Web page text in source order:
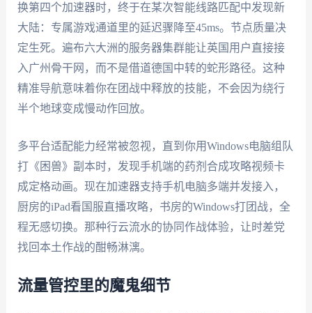
换第四个加速器时，终于在某次智能线路匹配中发现新
大陆：专属游戏通道里的延迟骤降至45ms。节点质量决
定生死。遍布六大洲的服务器集群能让英国用户直接接
入广州骨干网，而不是借道德国中转的蛇形路径。这种
精准导航意味着你在团战中释放的技能，不会因为绕行
半个地球变成慢动作回放。
多平台适配能力经常被忽视，直到你用Windows电脑组队
打《困兽》副本时，发现手机端的药剂合成攻略视频卡
成定格动画。现在加速器支持手机电脑多端并发接入，
厨房的iPad看国服直播攻略，书房的Windows打团战，全
程无感切换。那种行云流水的协同作战体验，让时差党
找回本土作战的酣畅淋漓。
流量管控里的魔鬼细节